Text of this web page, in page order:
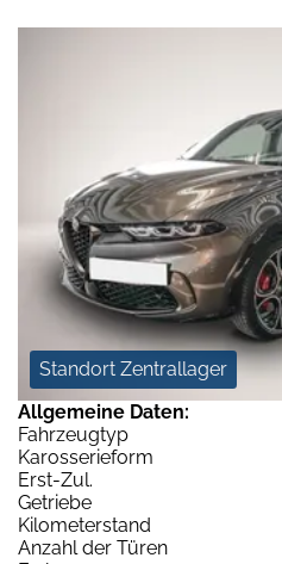
Standort Zentrallager
Allgemeine Daten:
Fahrzeugtyp
Karosserieform
Erst-Zul.
Getriebe
Kilometerstand
Anzahl der Türen